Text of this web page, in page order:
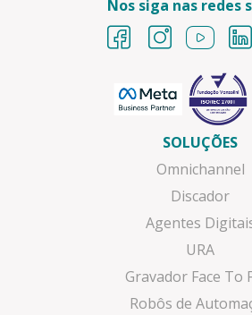
Nos siga nas redes
SOLUÇÕES
Omnichannel
Discador
Agentes
URA
Gravador Face To
Robôs de